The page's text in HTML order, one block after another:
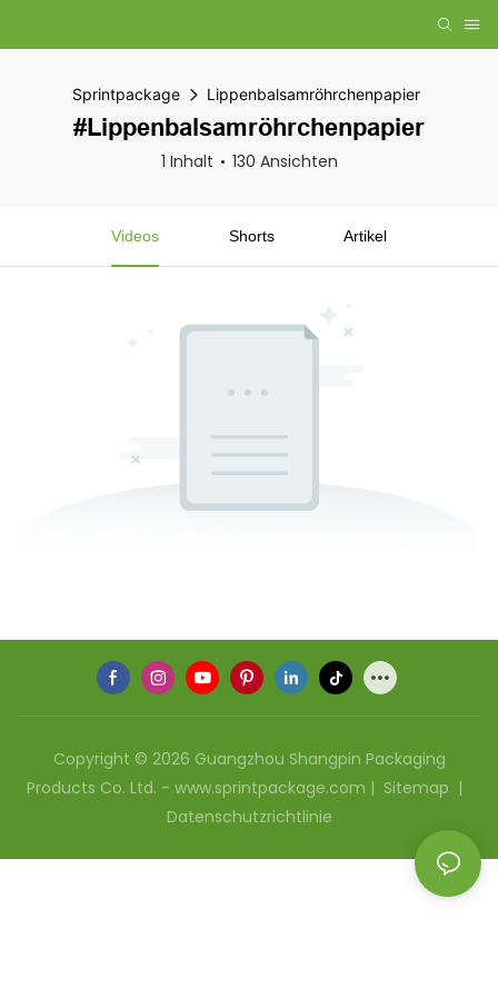
Sprintpackage Lippenbalsamröhrchenpapier
#Lippenbalsamröhrchenpapier
1 Inhalt 130 Ansichten
Videos Shorts Artikel
Copyright © 2026 Guangzhou Shangpin Packaging
Products Co. Ltd. - www.sprintpackage.com | Sitemap |
Datenschutzrichtlinie